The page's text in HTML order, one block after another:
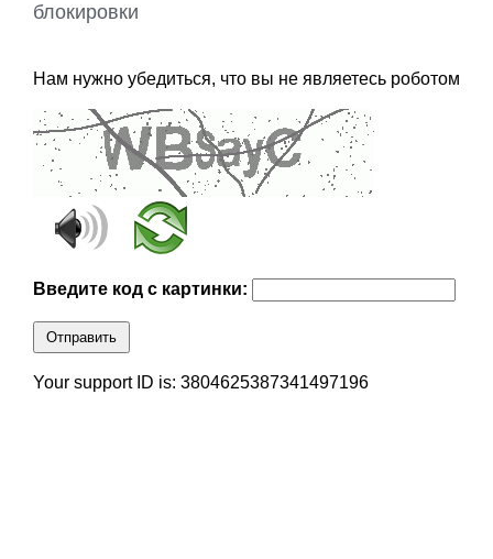
блокировки
Нам нужно убедиться, что вы не являетесь роботом
Введите код с картинки:
Отправить
Your support ID is: 3804625387341497196